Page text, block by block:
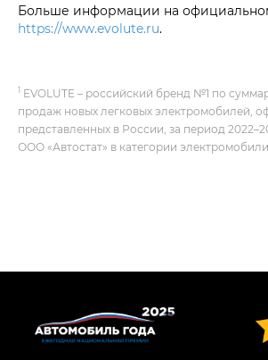
Больше информации на
https://www.evolute.ru.
1 EVOLUTE – российский бренд №1 по
продаж новых легковых электромобилей,
представленных в России, за период
ООО «Автостат» в категории электромобили,